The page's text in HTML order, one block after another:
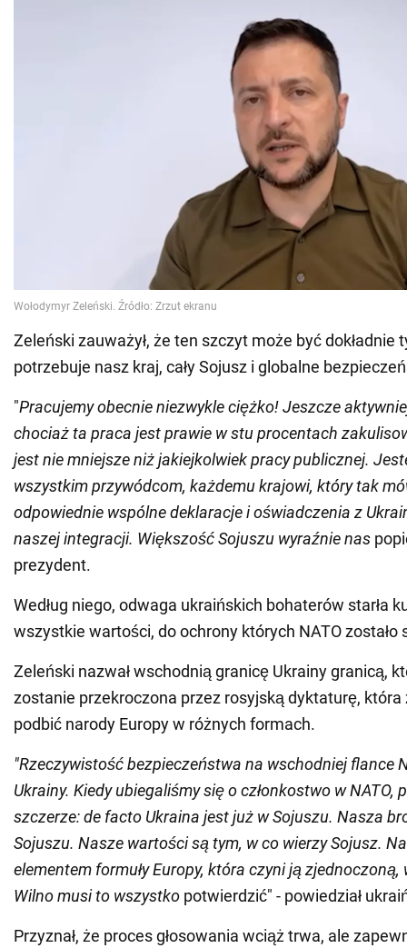
Zeleński zauważył, że ten szczyt może być dokładnie
potrzebuje nasz kraj, cały Sojusz i globalne
"Pracujemy obecnie niezwykle ciężko! Jeszcze
chociaż ta praca jest prawie w stu procentach
jest nie mniejsze niż jakiejkolwiek pracy publicznej.
wszystkim przywódcom, każdemu krajowi, który tak
odpowiednie wspólne deklaracje i oświadczenia z
naszej integracji. Większość Sojuszu wyraźnie nas
prezydent.
Według niego, odwaga ukraińskich bohaterów starła
wszystkie wartości, do ochrony których NATO zostało
Zeleński nazwał wschodnią granicę Ukrainy granicą,
zostanie przekroczona przez rosyjską dyktaturę, która
podbić narody Europy w różnych formach.
"Rzeczywistość bezpieczeństwa na wschodniej flance
Ukrainy. Kiedy ubiegaliśmy się o członkostwo w NATO,
szczerze: de facto Ukraina jest już w Sojuszu. Nasza
Sojuszu. Nasze wartości są tym, w co wierzy Sojusz.
elementem formuły Europy, która czyni ją
Wilno musi to wszystko potwierdzić" - powiedział
Przyznał, że proces głosowania wciąż trwa, ale